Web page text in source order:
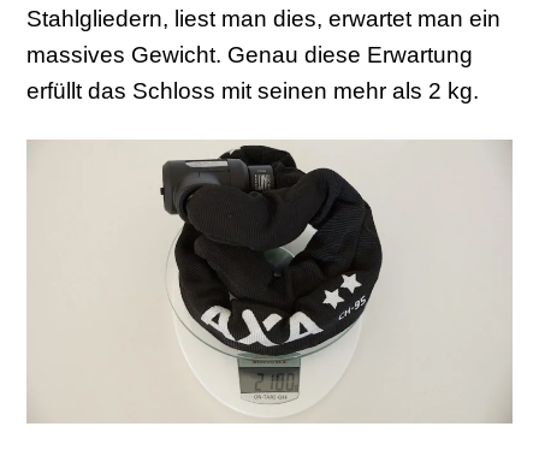
Stahlgliedern, liest man dies, erwartet man ein
massives Gewicht. Genau diese Erwartung
erfüllt das Schloss mit seinen mehr als 2 kg.